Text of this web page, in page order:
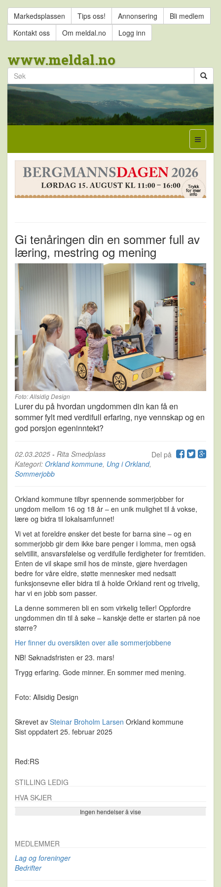
Markedsplassen Tips oss! Annonsering
Bli medlem
Kontakt oss
Om meldal.no Logg inn
www.meldal.no
Gi tenåringen din en sommer full av
læring, mestring og mening
Foto: Allsidig Design
Lurer du på hvordan ungdommen din kan få en
sommer fylt med verdifull erfaring, nye vennskap og en
god porsjon egeninntekt?
Del på
02.03.2025 - Rita Smedplass
Kategori: Orkland kommune, Ung i Orkland,
Sommerjobb
Orkland kommune tilbyr spennende sommerjobber for
ungdom mellom 16 og 18 år – en unik mulighet til å vokse,
lære og bidra til lokalsamfunnet!
Vi vet at foreldre ønsker det beste for barna sine – og en
sommerjobb gir dem ikke bare penger i lomma, men også
selvtillit, ansvarsfølelse og verdifulle ferdigheter for fremtiden.
Enten de vil skape smil hos de minste, gjøre hverdagen
bedre for våre eldre, støtte mennesker med nedsatt
funksjonsevne eller bidra til å holde Orkland rent og trivelig,
har vi en jobb som passer.
La denne sommeren bli en som virkelig teller! Oppfordre
ungdommen din til å søke – kanskje dette er starten på noe
større?
Her finner du oversikten over alle sommerjobbene
NB! Søknadsfristen er 23. mars!
Trygg erfaring. Gode minner. En sommer med mening.
Foto: Allsidig Design
Skrevet av Steinar Broholm Larsen Orkland kommune
Sist oppdatert 25. februar 2025
Red:RS
STILLING LEDIG
HVA SKJER
Ingen hendelser å vise
Se flere…
MEDLEMMER
Lag og foreninger
Bedrifter